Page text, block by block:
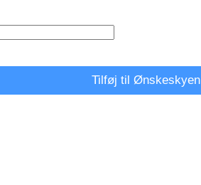
Tilføj til Ønskeskyen